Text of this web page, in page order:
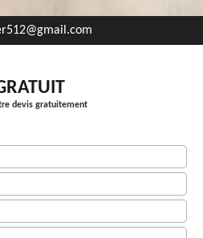
devis gratuitement